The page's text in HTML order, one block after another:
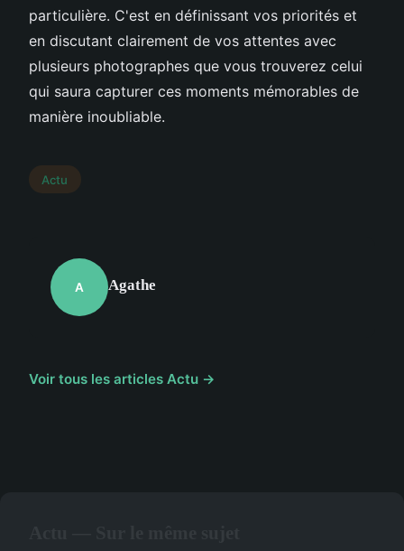
particulière. C'est en définissant vos priorités et
en discutant clairement de vos attentes avec
plusieurs photographes que vous trouverez celui
qui saura capturer ces moments mémorables de
manière inoubliable.
Actu
A Agathe
Voir tous les articles Actu →